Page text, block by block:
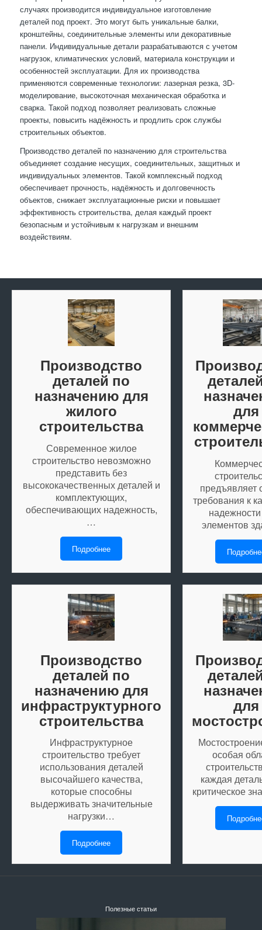
случаях производится индивидуальное изготовление
деталей под проект. Это могут быть уникальные балки,
кронштейны, соединительные элементы или декоративные
панели. Индивидуальные детали разрабатываются с учетом
нагрузок, климатических условий, материала конструкции и
особенностей эксплуатации. Для их производства
применяются современные технологии: лазерная резка, 3D-
моделирование, высокоточная механическая обработка и
сварка. Такой подход позволяет реализовать сложные
проекты, повысить надёжность и продлить срок службы
строительных объектов.
Производство деталей по назначению для строительства
объединяет создание несущих, соединительных, защитных и
индивидуальных элементов. Такой комплексный подход
обеспечивает прочность, надёжность и долговечность
объектов, снижает эксплуатационные риски и повышает
эффективность строительства, делая каждый проект
безопасным и устойчивым к нагрузкам и внешним
воздействиям.
Производство
деталей по
назначению для
жилого
строительства
Современное жилое
строительство невозможно
представить без
высококачественных деталей и
комплектующих,
обеспечивающих надежность,
…
Подробнее
для
предъявляет
требования к
элементов
Производство
деталей по
назначению для
инфраструктурного
строительства
Инфраструктурное
строительство требует
использования деталей
высочайшего качества,
которые способны
выдерживать значительные
нагрузки…
Подробнее
для
особая
каждая
критическое
Полезные статьи